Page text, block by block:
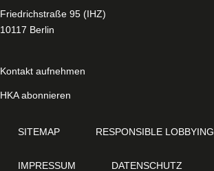
Fried­rich­stra­ße 95 (IHZ)
10117 Berlin
Kontakt aufnehmen
HKA abonnieren
SITEMAP RE­S­PON­SI­BLE LOBBYING
IMPRESSUM DA­TEN­SCHUTZ